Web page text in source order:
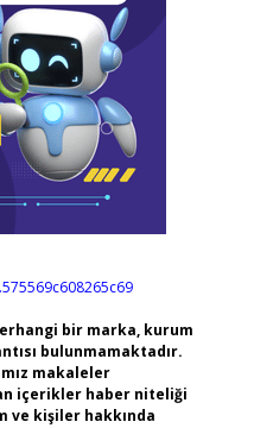
bir marka, kurum
bulunmamaktadır.
makaleler
içerikler haber niteliği
ve kişiler hakkında